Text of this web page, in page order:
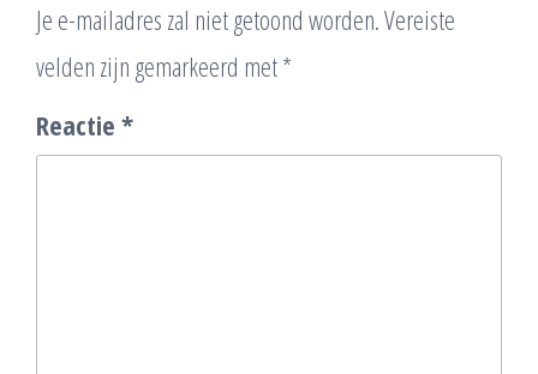
Je e-mailadres zal niet getoond worden.Vereiste
velden zijn gemarkeerd met*
Reactie *